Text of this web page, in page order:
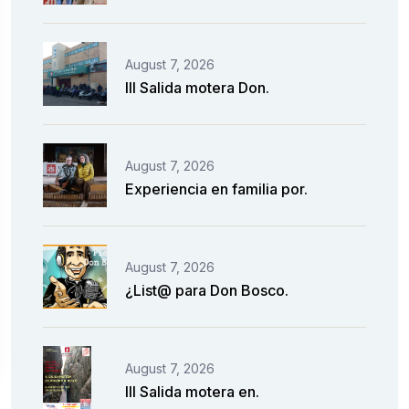
August 7, 2026
III Salida motera Don.
August 7, 2026
Experiencia en familia por.
August 7, 2026
¿List@ para Don Bosco.
August 7, 2026
III Salida motera en.